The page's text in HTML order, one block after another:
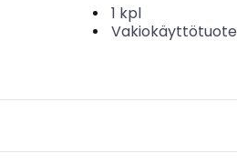
1 kpl
Vakiokäyttötuote